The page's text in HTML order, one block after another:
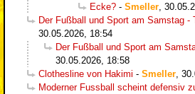
Ecke? - Smeller
Der Fußball und Sport am Samstag -
30.05.2026, 18:54
Der Fußball und Sport am
30.05.2026, 18:58
Clothesline von Hakimi - Smeller
Moderner Fussball scheint defensiv